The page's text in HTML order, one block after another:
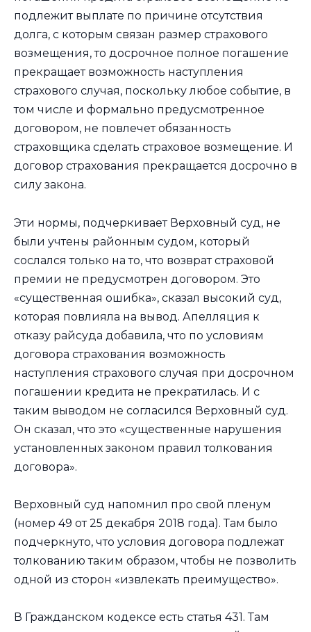
подлежит выплате по причине отсутствия
долга, с которым связан размер страхового
возмещения, то досрочное полное погашение
прекращает возможность наступления
страхового случая, поскольку любое событие, в
том числе и формально предусмотренное
договором, не повлечет обязанность
страховщика сделать страховое возмещение. И
договор страхования прекращается досрочно в
силу закона.
Эти нормы, подчеркивает Верховный суд, не
были учтены районным судом, который
сослался только на то, что возврат страховой
премии не предусмотрен договором. Это
«существенная ошибка», сказал высокий суд,
которая повлияла на вывод. Апелляция к
отказу райсуда добавила, что по условиям
договора страхования возможность
наступления страхового случая при досрочном
погашении кредита не прекратилась. И с
таким выводом не согласился Верховный суд.
Он сказал, что это «существенные нарушения
установленных законом правил толкования
договора».
Верховный суд напомнил про свой пленум
(номер 49 от 25 декабря 2018 года). Там было
подчеркнуто, что условия договора подлежат
толкованию таким образом, чтобы не позволить
одной из сторон «извлекать преимущество».
В Гражданском кодексе есть статья 431. Там